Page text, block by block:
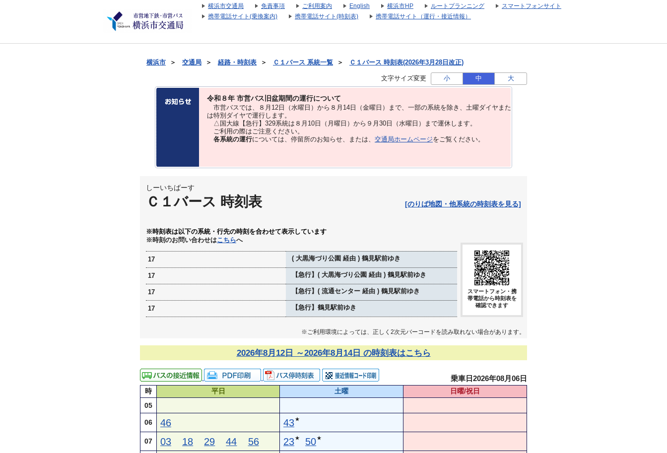
横浜市交通局 免責事項 ご利用案内 English 横浜市HP ルートプランニング
スマートフォンサイト
携帯電話サイト(乗換案内)
携帯電話サイト(時刻表) 携帯電話サイト（運行・接近情報）
横浜市 ＞ 交通局 ＞ 経路・時刻表 ＞ Ｃ１バース 系統一覧 ＞ Ｃ１バース 時刻表(2026年3月28日改正)
文字サイズ変更 小 中 大
令和８年 市営バス旧盆期間の運行について
市営バスでは、８⽉12⽇（水曜日）から８⽉14⽇（金曜日）まで、⼀部の系統を除き、⼟曜ダイヤまた
は特別ダイヤで運⾏します。
△国大線【急行】329系統は８月10日（月曜日）から９月30日（水曜日）まで運休します。
ご利用の際はご注意ください。
各系統の運行については、停留所のお知らせ、または、 交通局ホームページをご覧ください。
しーいちばーす
Ｃ１バース 時刻表 [のりば地図・他系統の時刻表を見る]
※時刻表は以下の系統・行先の時刻を合わせて表示しています
※時刻のお問い合わせはこちらへ
17 ( 大黒海づり公園 経由 ) 鶴見駅前ゆき
17 【急行】( 大黒海づり公園 経由 ) 鶴見駅前ゆき
17 【急行】( 流通センター 経由 ) 鶴見駅前ゆき
17 【急行】鶴見駅前ゆき
スマートフォン・携
帯電話から時刻表を
確認できます
※ご利用環境によっては、正しく2次元バーコードを読み取れない場合があります。
2026年8月12日 ～2026年8月14日 の時刻表はこちら
乗車日2026年08月06日
時 平日 土曜
日曜/祝日
05
06 46 43★
07 03 18 29 44 56 23★ 50★